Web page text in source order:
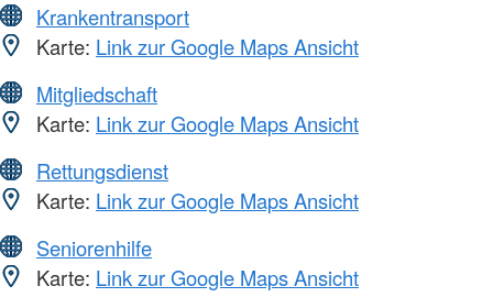
Krankentransport
Karte: Link zur Google Maps Ansicht
Mitgliedschaft
Karte: Link zur Google Maps Ansicht
Rettungsdienst
Karte: Link zur Google Maps Ansicht
Seniorenhilfe
Karte: Link zur Google Maps Ansicht